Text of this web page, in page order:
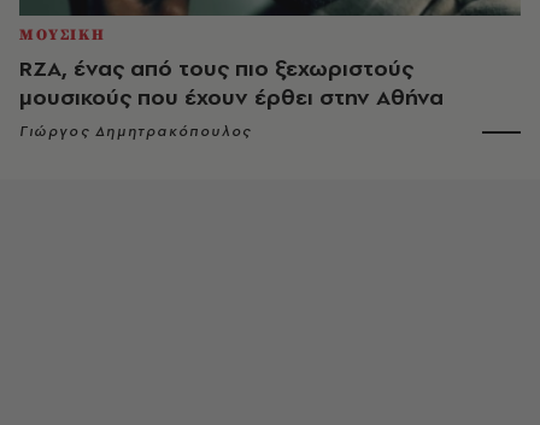
ΜΟΥΣΙΚΗ
RZA, ένας από τους πιο ξεχωριστούς
μουσικούς που έχουν έρθει στην Αθήνα
Γιώργος Δημητρακόπουλος